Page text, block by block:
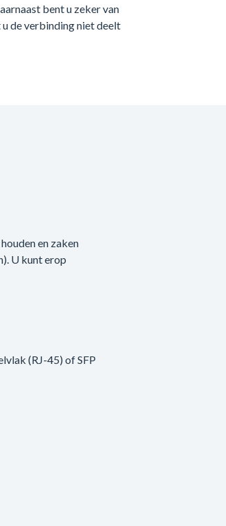
bent u zeker van
u de verbinding niet deelt
en zaken
U kunt erop
(RJ-45) of SFP